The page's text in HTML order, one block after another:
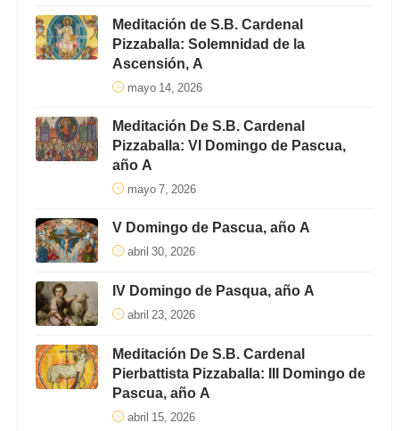
Meditación de S.B. Cardenal
Pizzaballa: Solemnidad de la
Ascensión, A
mayo 14, 2026
Meditación De S.B. Cardenal
Pizzaballa: VI Domingo de Pascua,
año A
mayo 7, 2026
V Domingo de Pascua, año A
abril 30, 2026
IV Domingo de Pasqua, año A
abril 23, 2026
Meditación De S.B. Cardenal
Pierbattista Pizzaballa: III Domingo de
Pascua, año A
abril 15, 2026